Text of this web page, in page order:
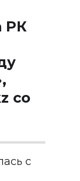
РК
со
с